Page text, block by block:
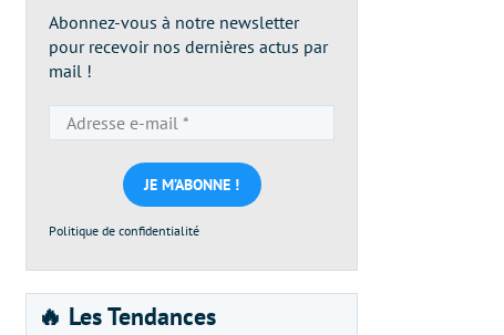
Abonnez-vous à notre newsletter
pour recevoir nos dernières actus par
mail !
e-
mail
*
Politique de confidentialité
🔥 Les Tendances